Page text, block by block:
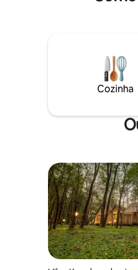
de estar amplos e
não é apenas um
Cozinha